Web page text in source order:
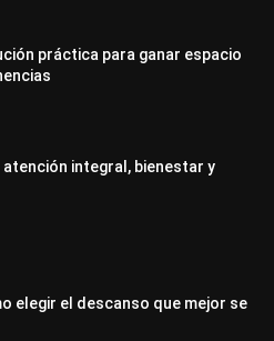
práctica para ganar espacio
integral, bienestar y
elegir el descanso que mejor se